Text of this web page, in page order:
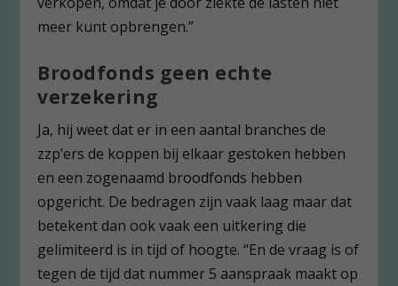
meer kunt opbrengen.”
Broodfonds geen echte
verzekering
Ja, hij weet dat er in een aantal branches de
zzp’ers de koppen bij elkaar gestoken hebben
en een zogenaamd broodfonds hebben
opgericht. De bedragen zijn vaak laag maar dat
betekent dan ook vaak een uitkering die
gelimiteerd is in tijd of hoogte. “En de vraag is of
tegen de tijd dat nummer 5 aanspraak maakt op